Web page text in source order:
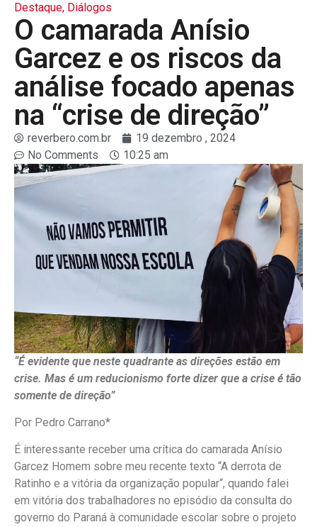
Destaque, Diálogos
O camarada Anísio
Garcez e os riscos da
análise focado apenas
na “crise de direção”
reverbero.com.br
19 dezembro , 2024
No Comments
10:25 am
“É evidente que neste quadrante as direções estão em
crise. Mas é um reducionismo forte dizer que a crise é tão
somente de direção”
Por Pedro Carrano*
É interessante receber uma crítica do camarada Anísio
Garcez Homem sobre meu recente texto “A derrota de
Ratinho e a vitória da organização popular“, quando falei
em vitória dos trabalhadores no episódio da consulta do
governo do Paraná à comunidade escolar sobre o projeto